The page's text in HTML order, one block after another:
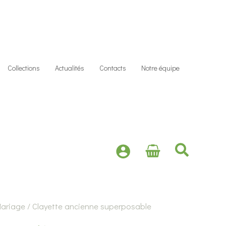
Collections Actualités Contacts Notre équipe
/ Clayette ancienne superposable